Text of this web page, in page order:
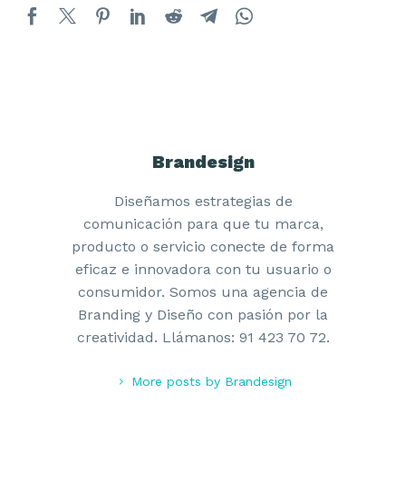
Brandesign
Diseñamos estrategias de
comunicación para que tu marca,
producto o servicio conecte de forma
eficaz e innovadora con tu usuario o
consumidor. Somos una agencia de
Branding y Diseño con pasión por la
creatividad. Llámanos: 91 423 70 72.
More posts by Brandesign